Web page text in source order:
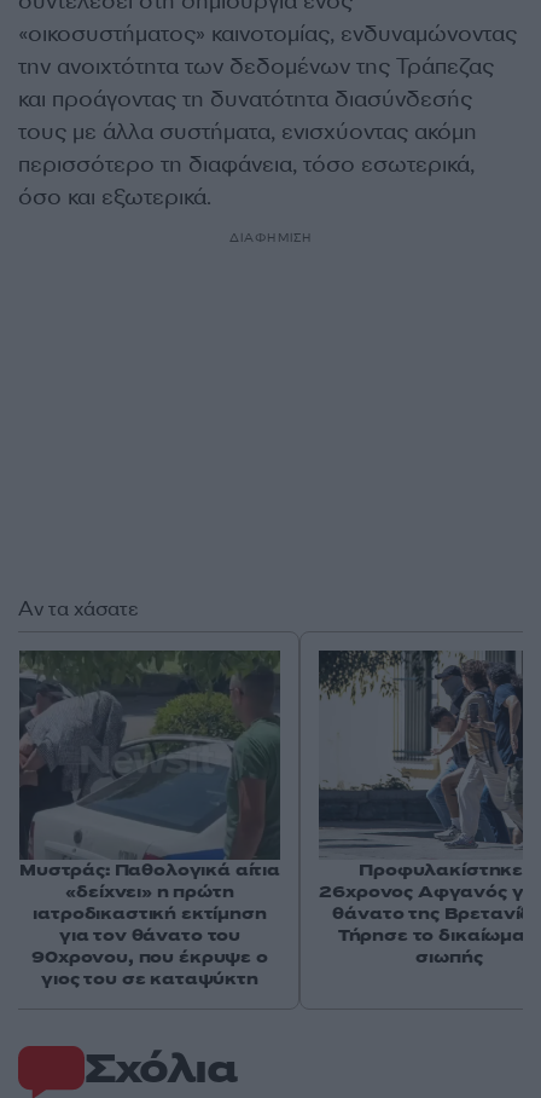
«οικοσυστήματος» καινοτομίας, ενδυναμώνοντας
την ανοιχτότητα των δεδομένων της Τράπεζας
και προάγοντας τη δυνατότητα διασύνδεσής
τους με άλλα συστήματα, ενισχύοντας ακόμη
περισσότερο τη διαφάνεια, τόσο εσωτερικά,
όσο και εξωτερικά.
ΔΙΑΦΗΜΙΣΗ
Σχόλια
Αν τα χάσατε
Μυστράς: Παθολογικά αίτια
«δείχνει» η πρώτη
ιατροδικαστική εκτίμηση
για τον θάνατο του
90χρονου, που έκρυψε ο
γιος του σε καταψύκτη
Προφυλακίστηκε ο
26χρονος Αφγανός
θάνατο της
Τήρησε το δικαίωμα
σιωπής